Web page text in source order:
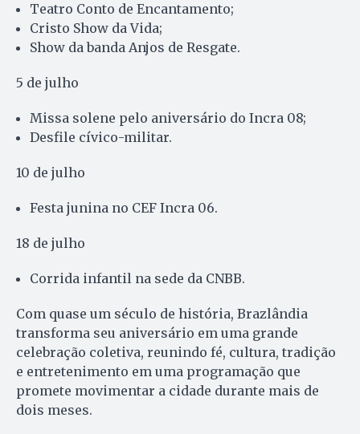
Teatro Conto de Encantamento;
Cristo Show da Vida;
Show da banda Anjos de Resgate.
5 de julho
Missa solene pelo aniversário do Incra 08;
Desfile cívico-militar.
10 de julho
Festa junina no CEF Incra 06.
18 de julho
Corrida infantil na sede da CNBB.
Com quase um século de história, Brazlândia
transforma seu aniversário em uma grande
celebração coletiva, reunindo fé, cultura, tradição
e entretenimento em uma programação que
promete movimentar a cidade durante mais de
dois meses.